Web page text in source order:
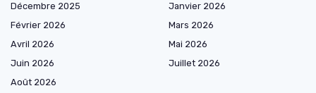
Décembre 2025
Janvier 2026
Février 2026
Mars 2026
Avril 2026
Mai 2026
Juin 2026
Juillet 2026
Août 2026